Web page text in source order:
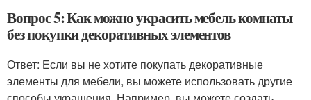
Вопрос 5: Как можно украсить мебель комнаты
без покупки декоративных элементов
Ответ: Если вы не хотите покупать декоративные
элементы для мебели, вы можете использовать другие